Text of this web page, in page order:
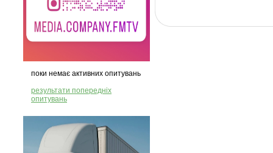
поки немає активних опитувань
результати попередніх
опитувань